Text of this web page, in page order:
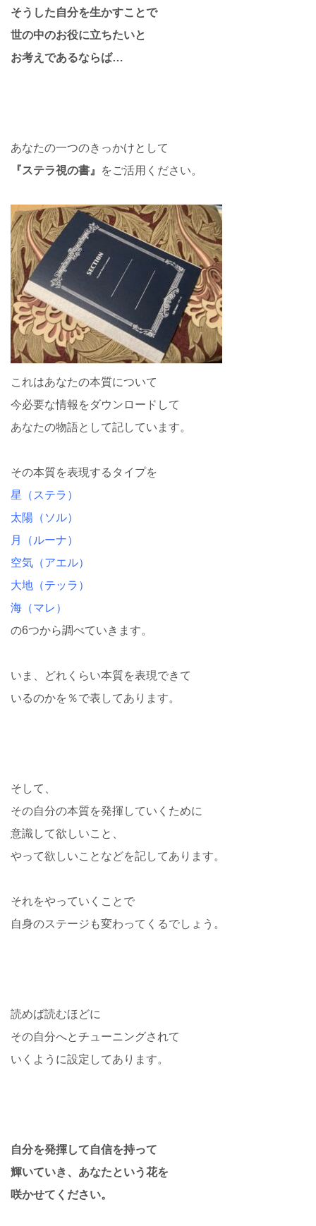
そうした自分を生かすことで
世の中のお役に立ちたいと
お考えであるならば…
あなたの一つのきっかけとして
『ステラ視の書』
をご活用ください。
これはあなたの本質について
今必要な情報をダウンロードして
あなたの物語として記しています。
その本質を表現するタイプを
星（ステラ）
太陽（ソル）
月（ルーナ）
空気（アエル）
大地（テッラ）
海（マレ）
の6つから調べていきます。
いま、どれくらい本質を表現できて
いるのかを％で表してあります。
そして、
その自分の本質を発揮していくために
意識して欲しいこと、
やって欲しいことなどを記してあります。
それをやっていくことで
自身のステージも変わってくるでしょう。
読めば読むほどに
その自分へとチューニングされて
いくように設定してあります。
自分を発揮して自信を持って
輝いていき、あなたという花を
咲かせてください。